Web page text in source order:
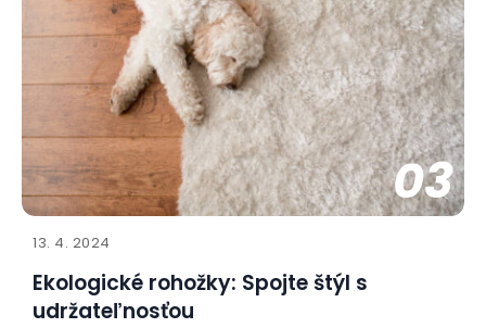
03
13. 4. 2024
Ekologické rohožky: Spojte štýl s
udržateľnosťou